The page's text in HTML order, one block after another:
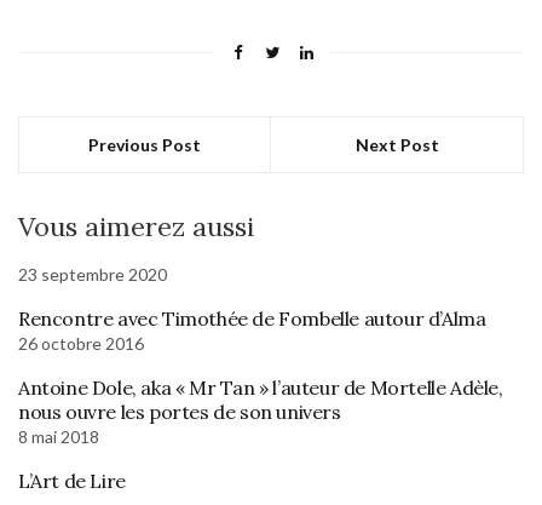
Previous Post Next Post
Vous aimerez aussi
23 septembre 2020
Rencontre avec Timothée de Fombelle autour d’Alma
26 octobre 2016
Antoine Dole, aka « Mr Tan » l’auteur de Mortelle Adèle,
nous ouvre les portes de son univers
8 mai 2018
L’Art de Lire